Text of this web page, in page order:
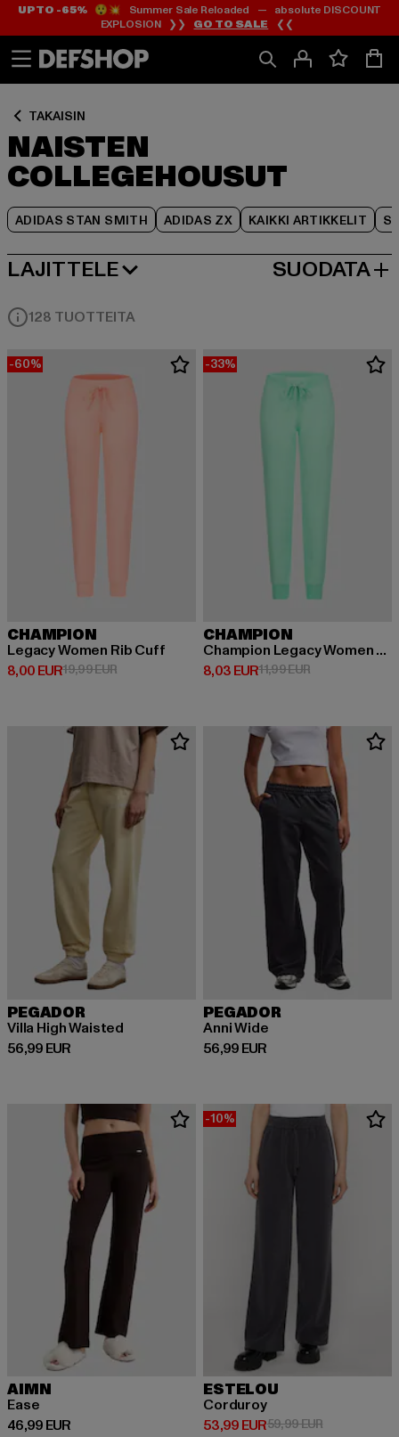
Siirry
Sisältö
Siirry
Footer
UP TO -65%😲💥 Summer Sale Reloaded — absolute DISCOUNT
EXPLOSION ❯❯ GO TO SALE ❮❮
TAKAISIN
NAISTEN
COLLEGEHOUSUT
ADIDAS STAN SMITH ADIDAS ZX KAIKKI ARTIKKELIT
Siirry
Tuoteruudukko
LAJITTELE
SUOSITUIMMAT SUODATA
128 TUOTTEITA
-60%
CHAMPION
Legacy Women Rib Cuff
8,00 EUR
Ajankohtainen hinta: 8,00 EUR
19,99 EURKampanjahinta: 19,99 EUR
-33%
CHAMPION
Champion Legacy Women Rib Cuff Pants
8,03 EUR
Ajankohtainen hinta: 8,03 EUR
11,99 EURKampanjahinta:
PEGADOR
Villa High Waisted
56,99 EUR
Ajankohtainen hinta: 56,99 EUR
PEGADOR
Anni Wide
56,99 EUR
Ajankohtainen hinta: 56,99 EUR
AIMN
Ease
46,99 EUR
Ajankohtainen hinta: 46,99 EUR
-10%
ESTELOU
Corduroy
53,99 EUR
Ajankohtainen hinta: 53,99 EUR
59,99 EUR